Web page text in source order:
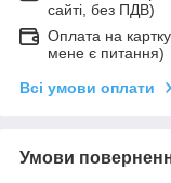
сайті, без ПДВ)
Оплата на
мене є питання)
Всі умови оплати
Умови